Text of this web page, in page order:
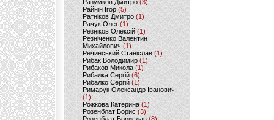
Разумков Дмитро (3)
Райнін Ігор(5)
Ратніков Дмитро (1)
Рачук Олег (1)
Резніков Олексій(1)
Резніченко Валентин
Михайлович (1)
Речинський Станіслав (1)
Рибак Володимир(1)
Рибаков Микола(1)
Рибалка Сергій (6)
Рибалко Сергій (1)
Римарук Олександр Іванович
(1)
Рожкова Катерина(1)
Розенблат Борис (3)